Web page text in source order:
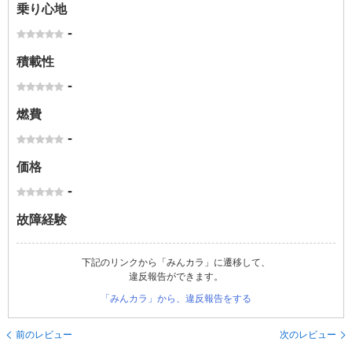
乗り心地
-
積載性
-
燃費
-
価格
-
故障経験
下記のリンクから「みんカラ」に遷移して、
違反報告ができます。
「みんカラ」から、違反報告をする
前のレビュー 次のレビュー